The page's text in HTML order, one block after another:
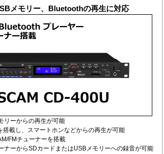
メモリー、Bluetoothの再生に対応
リーからの再生が可能
搭載し、スマートホンなどからの再生が可能
FMチューナーを搭載
ナーからSDカードまたはUSBメモリーへの録音が可能